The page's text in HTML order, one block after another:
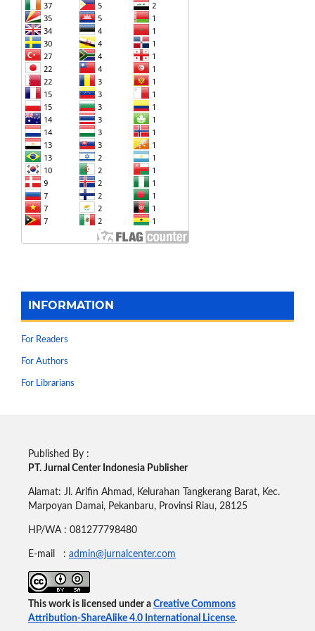
INFORMATION
For Readers
For Authors
For Librarians
Published By :
PT. Jurnal Center Indonesia Publisher
Alamat: Jl. Arifin Ahmad, Kelurahan Tangkerang Barat, Kec.
Marpoyan Damai, Pekanbaru, Provinsi Riau, 28125
HP/WA : 081277798480
E-mail : admin@jurnalcenter.com
This work is licensed under a Creative Commons
Attribution-ShareAlike 4.0 International License.